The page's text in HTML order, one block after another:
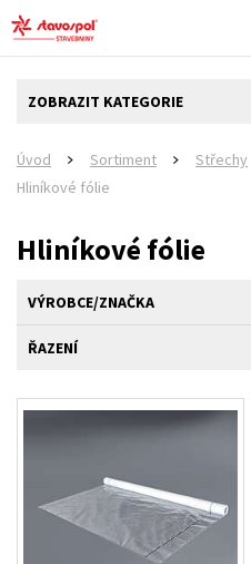
ZOBRAZIT KATEGORIE
Úvod Sortiment Střechy
Hliníkové fólie
Hliníkové fólie
VÝROBCE/ZNAČKA
ŘAZENÍ